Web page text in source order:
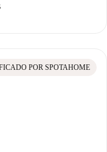
POR SPOTAHOME